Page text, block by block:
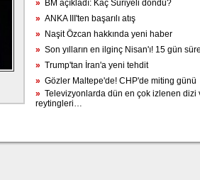
» BM açıkladı: Kaç Suriyeli döndü?
» ANKA III'ten başarılı atış
» Naşit Özcan hakkında yeni haber
» Son yılların en ilginç Nisan'ı! 15 gün
» Trump'tan İran'a yeni tehdit
» Gözler Maltepe'de! CHP'de miting günü
» Televizyonlarda dün en çok izlenen dizi
reytingleri…